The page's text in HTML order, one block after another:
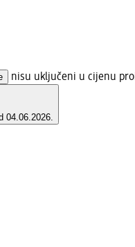
nisu uključeni u cijenu
04.06.2026.